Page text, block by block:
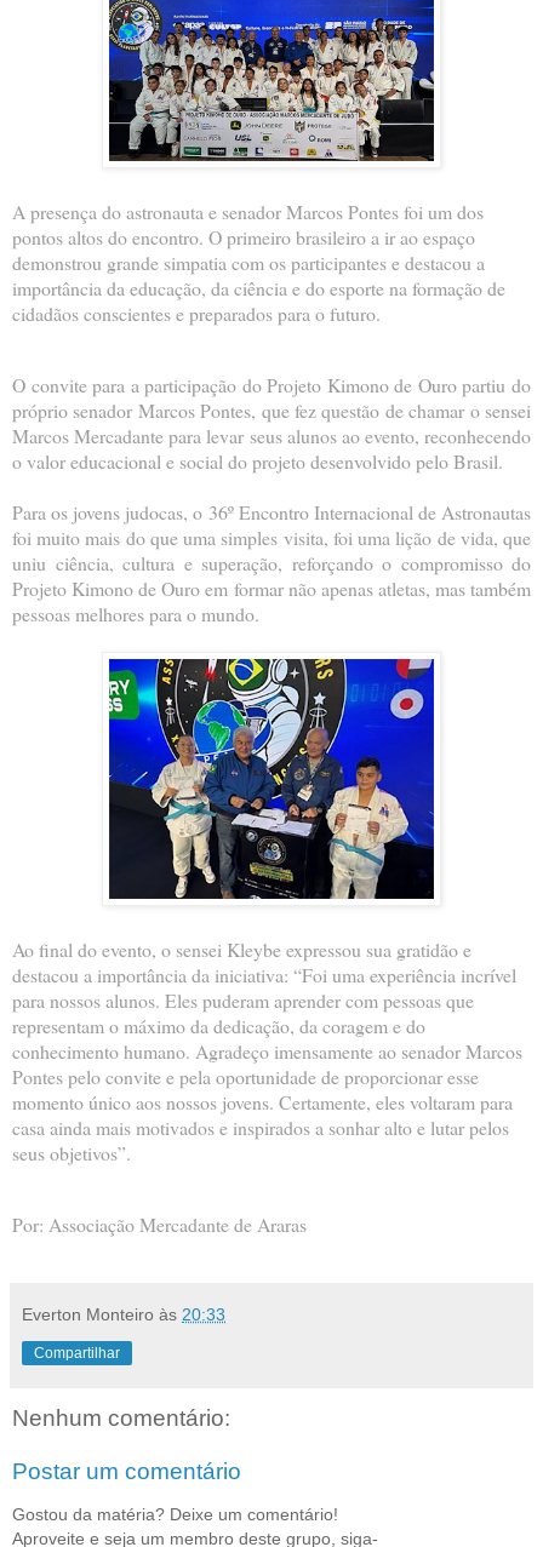
A presença do astronauta e senador Marcos Pontes foi um dos
pontos altos do encontro. O primeiro brasileiro a ir ao espaço
demonstrou grande simpatia com os participantes e destacou a
importância da educação, da ciência e do esporte na formação de
cidadãos conscientes e preparados para o futuro.
O convite para a participação do Projeto Kimono de Ouro partiu do
próprio senador Marcos Pontes, que fez questão de chamar o sensei
Marcos Mercadante para levar seus alunos ao evento, reconhecendo
o valor educacional e social do projeto desenvolvido pelo Brasil.
Para os jovens judocas, o 36º Encontro Internacional de Astronautas
foi muito mais do que uma simples visita, foi uma lição de vida, que
uniu ciência, cultura e superação, reforçando o compromisso do
Projeto Kimono de Ouro em formar não apenas atletas, mas também
pessoas melhores para o mundo.
Ao final do evento, o sensei Kleybe expressou sua gratidão e
destacou a importância da iniciativa: “Foi uma experiência incrível
para nossos alunos. Eles puderam aprender com pessoas que
representam o máximo da dedicação, da coragem e do
conhecimento humano. Agradeço imensamente ao senador Marcos
Pontes pelo convite e pela oportunidade de proporcionar esse
momento único aos nossos jovens. Certamente, eles voltaram para
casa ainda mais motivados e inspirados a sonhar alto e lutar pelos
seus objetivos”.
Por: Associação Mercadante de Araras
Everton Monteiro às 20:33
Compartilhar
Nenhum comentário:
Postar um comentário
Gostou da matéria? Deixe um comentário!
Aproveite e seja um membro deste grupo, siga-